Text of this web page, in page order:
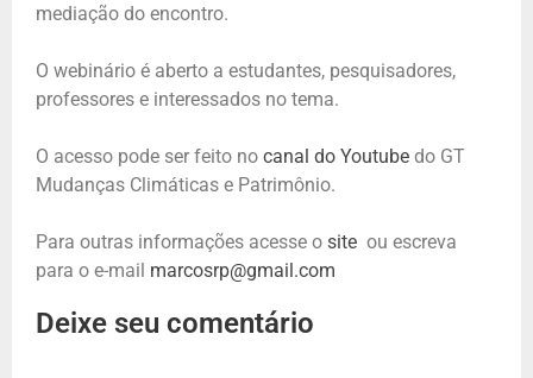
mediação do encontro.
O webinário é aberto a estudantes, pesquisadores,
professores e interessados no tema.
O acesso pode ser feito no canal do Youtube do GT
Mudanças Climáticas e Patrimônio.
Para outras informações acesse o site ou escreva
para o e-mail marcosrp@gmail.com
Deixe seu comentário